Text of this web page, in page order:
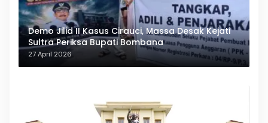
Demo Jilid II Kasus Cirauci, Massa Desak Kejati
Sultra Periksa Bupati Bombana
27 April 2026